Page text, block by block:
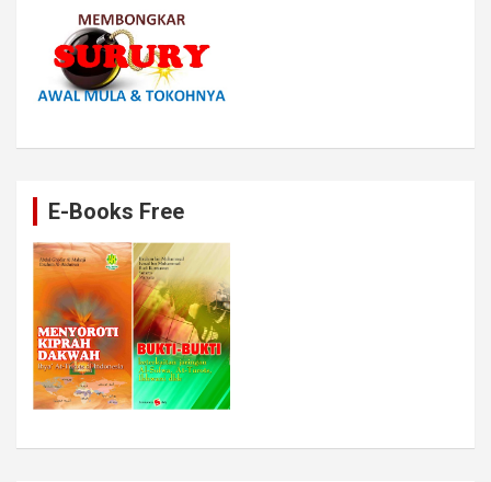
E-Books Free